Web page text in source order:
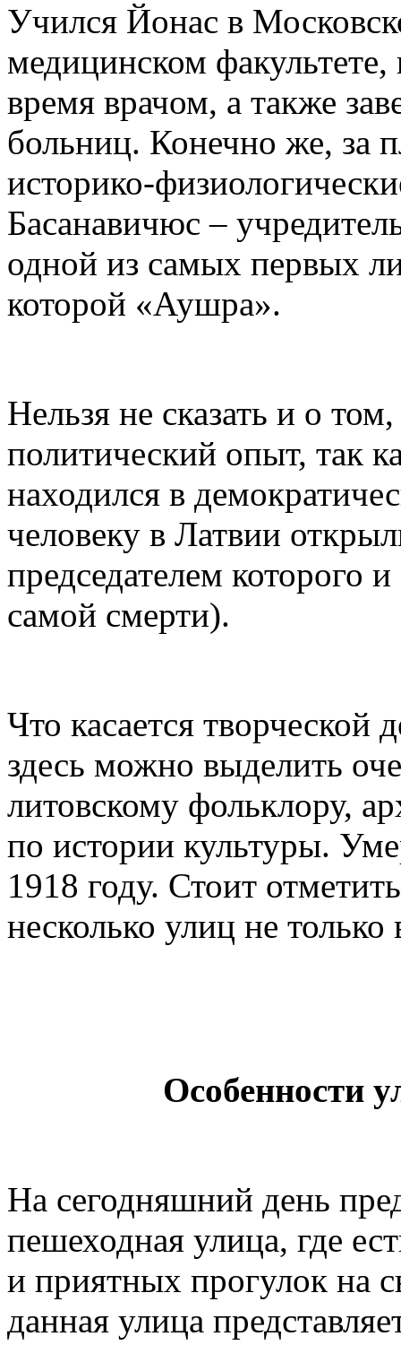
Учился Йонас в
медицинском факультете,
время врачом, а также
больниц. Конечно же, за
историко-
Басанавичюс –
одной из самых первых
которой «Аушра».
Нельзя не сказать и о
политический опыт, так
находился в
человеку в Латвии
председателем которого
самой смерти).
Что касается творческой
здесь можно выделить
литовскому фольклору,
по истории культуры.
1918 году. Стоит
несколько улиц не
Особенности
На сегодняшний день
пешеходная улица, где
и приятных прогулок на
данная улица